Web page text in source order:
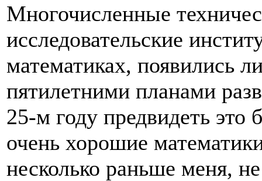
Многочисленные
исследовательские
математиках, появились
пятилетними планами
25-м году предвидеть
очень хорошие
несколько раньше меня,